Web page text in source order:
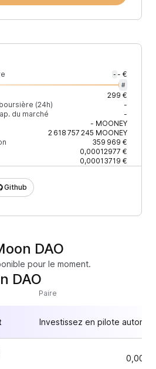
- - €
#
299 €
(24h)
-
du marché
-
- MOONEY
2 618 757 245 MOONEY
359 969 €
0,00012977 €
0,00013719 €
Github
DAO
pour le moment.
DAO
Paire
Investissez en pilote